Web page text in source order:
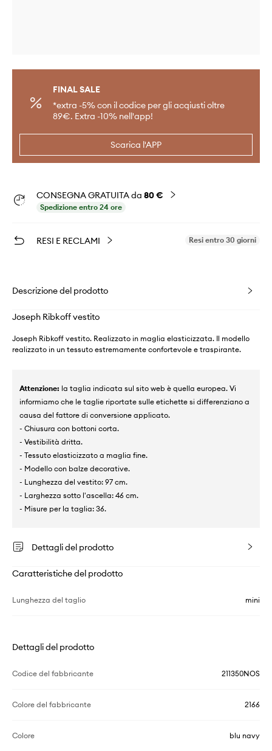
FINAL SALE
*extra -5% con il codice per gli acqiusti oltre
89€. Extra -10% nell'app!
Scarica l'APP
CONSEGNA GRATUITA da 80 €
Spedizione entro 24 ore
RESI E RECLAMI Resi entro 30 giorni
Descrizione del prodotto
Joseph Ribkoff vestito
Joseph Ribkoff vestito. Realizzato in maglia elasticizzata. Il modello
realizzato in un tessuto estremamente confortevole e traspirante.
Attenzione: la taglia indicata sul sito web è quella europea. Vi
informiamo che le taglie riportate sulle etichette si differenziano a
causa del fattore di conversione applicato.
- Chiusura con bottoni corta.
- Vestibilità dritta.
- Tessuto elasticizzato a maglia fine.
- Modello con balze decorative.
- Lunghezza del vestito: 97 cm.
- Larghezza sotto l'ascella: 46 cm.
- Misure per la taglia: 36.
Dettagli del prodotto
Caratteristiche del prodotto
Lunghezza del taglio mini
Dettagli del prodotto
Codice del fabbricante 211350NOS
Colore del fabbricante 2166
Colore blu navy